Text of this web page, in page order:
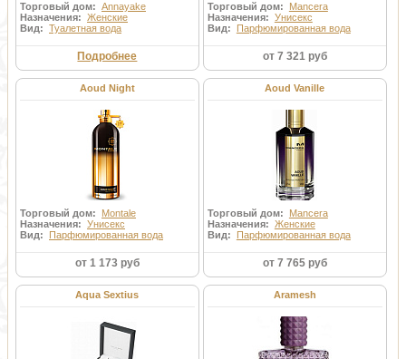
Торговый дом: Annayake
Назначения: Женские
Вид: Туалетная вода
Подробнее
Торговый дом: Mancera
Назначения: Унисекс
Вид: Парфюмированная вода
от 7 321 руб
Aoud Night
Торговый дом: Montale
Назначения: Унисекс
Вид: Парфюмированная вода
от 1 173 руб
Aoud Vanille
Торговый дом: Mancera
Назначения: Женские
Вид: Парфюмированная вода
от 7 765 руб
Aqua Sextius Aramesh